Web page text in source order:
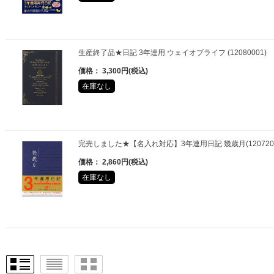
生産終了品★日記 3年連用 ウェイオブライフ (12080001)
価格： 3,300円(税込)
在庫なし
完売しました★【名入れ対応】3年連用日記 幾歳月
価格： 2,860円(税込)
在庫なし